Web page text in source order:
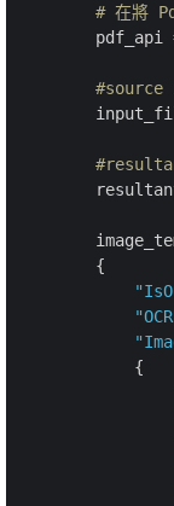
# 在將
pdf_api
        {
            {